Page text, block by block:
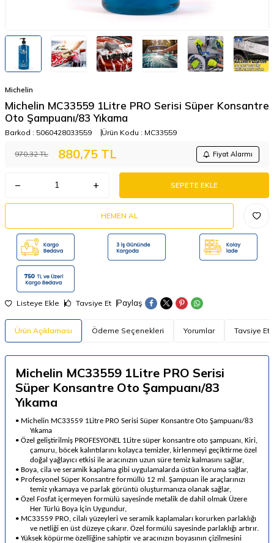
Michelin
Michelin MC33559 1Litre PRO Serisi Süper Konsantre
Oto Şampuanı/83 Yıkama
Barkod : 5060428033559 Ürün Kodu : MC33559
970,32TL 880,75 TL Fiyat Alarmı
SEPETE EKLE
HEMEN AL
Listeye Ekle Tavsiye Et Paylaş
Ürün Açıklaması Ödeme Seçenekleri Yorumlar Tavsiye Et
Michelin MC33559 1Litre PRO Serisi
Süper Konsantre Oto Şampuanı/83
Yıkama
• Michelin MC33559 1Litre PRO Serisi Süper Konsantre Oto Şampuanı/83
Yıkama
• Özel geliştirilmiş PROFESYONEL 1Litre süper konsantre oto şampuanı, Kiri,
çamuru, böcek kalıntılarını kolayca temizler, kirlenmeyi geçiktirme özel
doğal yağlayıcı etkisi ile aracınızın uzun süre temiz kalmasını sağlar,
• Boya, cila ve seramik kaplama gibi uygulamalarda üstün koruma sağlar,
• Profesyonel Süper Konsantre formüllü 12 ml. Şampuan ile araçlarınızı
temiz yıkamaya ve parlak görüntü oluşturmanıza olanak sağlar,
• Özel Fosfat içermeyen formülü sayesinde metalik de dahil olmak Üzere
Her Türlü Boya İçin Uygundur,
• MC33559 PRO, cilalı yüzeyleri ve seramik kaplamaları korurken parlaklığı
ve netliği en üst düzeye çıkarır. Özel formülü sayesinde parlaklığı artırır.
• Yüksek köpürme özelliğine sahiptir ve aracınızın boyasının çizilmesini